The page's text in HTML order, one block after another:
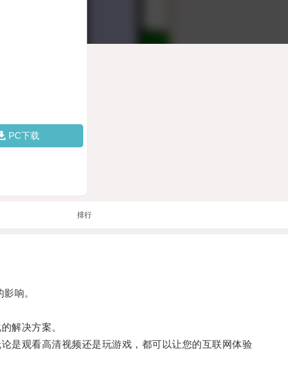
PC下载
排行
响。
解决方案。
观看高清视频还是玩游戏，都可以让您的互联网体验